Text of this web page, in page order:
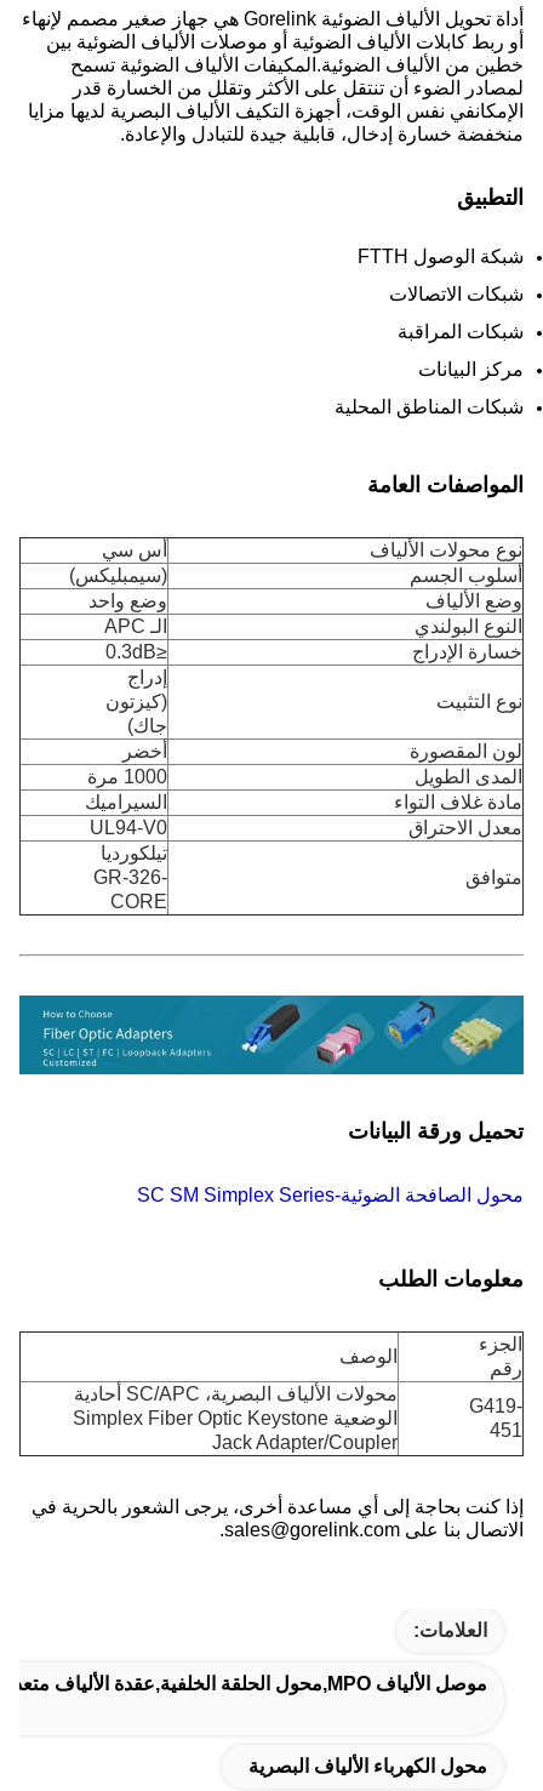
أداة تحويل الألياف الضوئية Gorelink هي جهاز صغير مصمم لإنهاء
أو ربط كابلات الألياف الضوئية أو موصلات الألياف الضوئية بين
خطين من الألياف الضوئية.المكيفات الألياف الضوئية تسمح
لمصادر الضوء أن تنتقل على الأكثر وتقلل من الخسارة قدر
الإمكانفي نفس الوقت، أجهزة التكيف الألياف البصرية لديها مزايا
منخفضة خسارة إدخال، قابلية جيدة للتبادل والإعادة.
التطبيق
شبكة الوصول FTTH
شبكات الاتصالات
شبكات المراقبة
مركز البيانات
شبكات المناطق المحلية
المواصفات العامة
نوع محولات الألياف
أس سي
أسلوب الجسم
(سيمبليكس)
وضع الألياف
وضع واحد
النوع البولندي
الـ APC
خسارة الإدراج
≤0.3dB
نوع التثبيت
إدراج
(كيزتون
جاك)
لون المقصورة
أخضر
المدى الطويل
1000 مرة
مادة غلاف التواء
السيراميك
معدل الاحتراق
UL94-V0
متوافق
تيلكورديا
GR-326-
CORE
تحميل ورقة البيانات
محول الصافحة الضوئية-SC SM Simplex Series
معلومات الطلب
الجزء
رقم
الوصف
G419-
451
محولات الألياف البصرية، SC/APC أحادية
الوضعية Simplex Fiber Optic Keystone
Jack Adapter/Coupler
إذا كنت بحاجة إلى أي مساعدة أخرى، يرجى الشعور بالحرية في
الاتصال بنا على sales@gorelink.com.
العلامات:
موصل الألياف MPO,محول الحلقة الخلفية,عقدة الألياف متعددة الأوضاع
محول الكهرباء الألياف البصرية